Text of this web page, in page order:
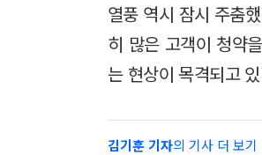
열풍 역시 잠시 주춤
히 많은 고객이 청약
는 현상이 목격되고
김기훈 기자의 기사 더 보기